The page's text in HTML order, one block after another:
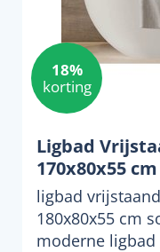
18%
korting
Ligbad
170x80x55
ligbad
180x80x55 cm
moderne ligbad